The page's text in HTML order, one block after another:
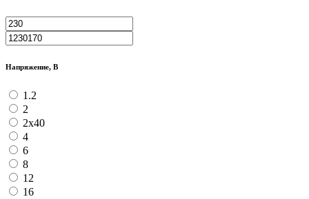
Напряжение, В
1.2
2
2х40
4
6
8
12
16